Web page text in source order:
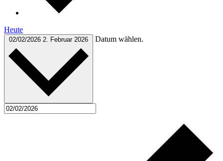
Heute
02/02/2026 2. Februar 2026 Datum wählen.